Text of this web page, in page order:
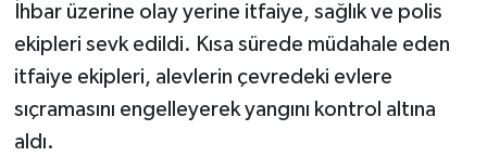
İhbar üzerine olay yerine itfaiye, sağlık ve polis
ekipleri sevk edildi. Kısa sürede müdahale eden
itfaiye ekipleri, alevlerin çevredeki evlere
sıçramasını engelleyerek yangını kontrol altına
aldı.